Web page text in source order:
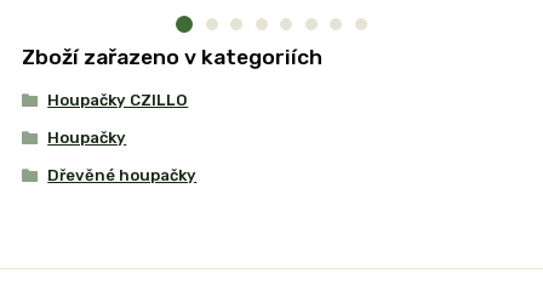
Zboží zařazeno v kategoriích
Houpačky CZILLO
Houpačky
Dřevěné houpačky